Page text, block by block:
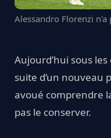
Alessandro Florenzi n'a
Aujourd’hui sous
suite d’un nouveau
avoué comprendre
pas le conserver.